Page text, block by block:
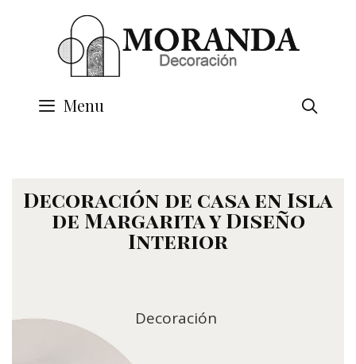
Menu
Decoración de casa en Isla
de Margarita y Diseño
Interior
Decoración